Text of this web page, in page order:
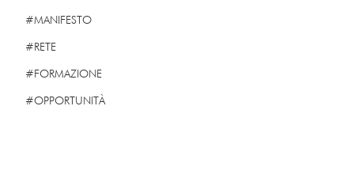
#MANIFESTO
#RETE
#FORMAZIONE
#OPPORTUNITÀ